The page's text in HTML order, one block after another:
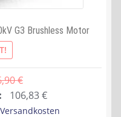
G3 Brushless Motor
€
106,83€Aktueller
Preis
Versandkosten